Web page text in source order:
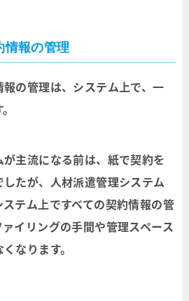
情報の管理
の管理は、システム上で、一
主流になる前は、紙で契約を
たが、人材派遣管理システム
テム上ですべての契約情報の管
イリングの手間や管理スペース
なります。